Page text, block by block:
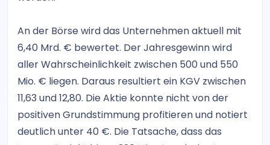
An der Börse wird das Unternehmen aktuell mit
6,40 Mrd. € bewertet. Der Jahresgewinn wird
aller Wahrscheinlichkeit zwischen 500 und 550
Mio. € liegen. Daraus resultiert ein KGV zwischen
11,63 und 12,80. Die Aktie konnte nicht von der
positiven Grundstimmung profitieren und notiert
deutlich unter 40 €. Die Tatsache, dass das